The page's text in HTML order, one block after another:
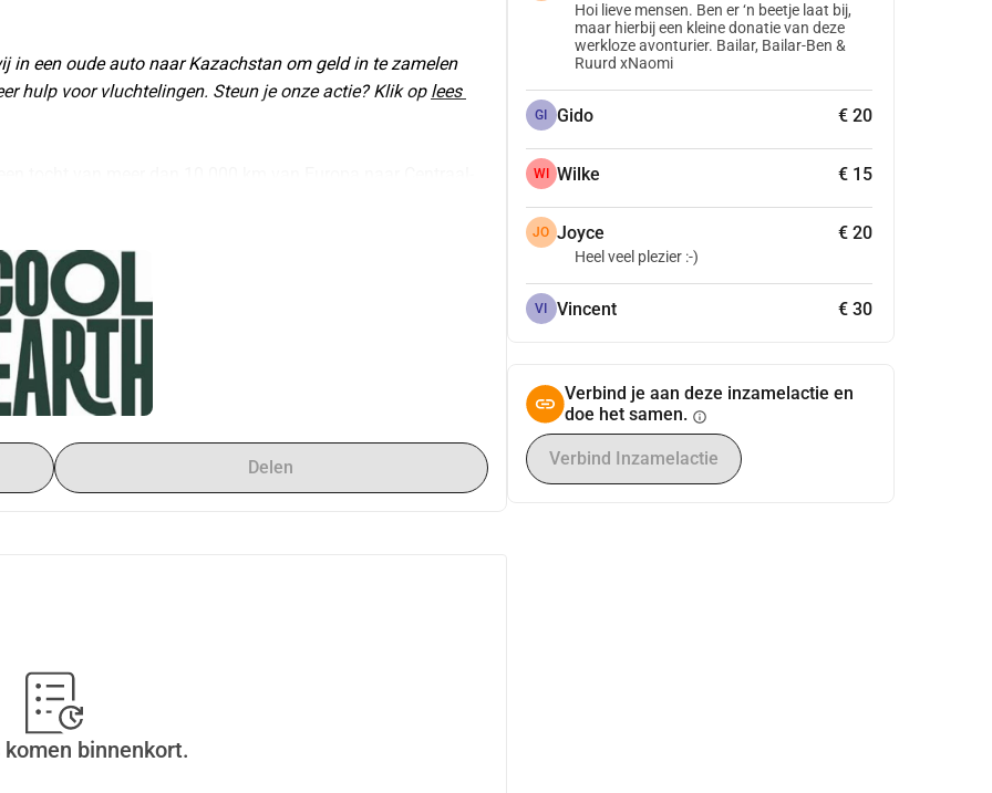
in een oude auto naar Kazachstan om geld in te zamelen
hulp voor vluchtelingen. Steun je onze actie? Klik op lees
teams van over de hele wereld verzamelen we op 12 juli
maar ook een kans om iets terug te doen voor de wereld.
de VN Vluchtelingenorganisatie. Steun jij samen met ons
aandragen voor de playlist in de auto - noteer de artiest + titel
Minder CO₂, meer natuur, betere toekomst.
Delen
komen binnenkort.
Hoi lieve mensen. Ben er ‘n beetje laat bij,
maar hierbij een kleine donatie van deze
werkloze avonturier. Bailar, Bailar-Ben &
Ruurd xNaomi
GI Gido € 20
WI Wilke € 15
JO Joyce € 20
Heel veel plezier :-)
VI Vincent € 30
Verbind je aan deze inzamelactie en
doe het samen. info
Verbind Inzamelactie